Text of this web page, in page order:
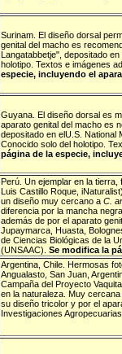
Surinam. El diseño dorsal
genital del macho es
Langatabbetje", depositado
holotipo. Textos e imágenes
especie, incluyendo el
Guyana. El diseño dorsal es
aparato genital del macho es
depositado en elU.S. National
Conocido solo del holotipo.
página de la especie,
Perú. Un ejemplar en la tierra,
Luis Castillo Roque, iNaturalist
un diseño muy cercano a C.
diferencia por la mancha
además de por el aparato
Jupaymarca, Huasta,
de Ciencias Biológicas de la
(UNSAAC). Se modifica la
Argentina, Chile. Hermosas
Angualasto, San Juan,
Campaña del Proyecto
en la naturaleza. Muy cercana
su diseño tricolor y por el
Investigaciones